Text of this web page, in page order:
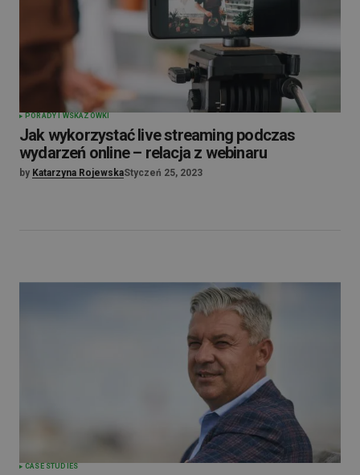
PORADY I WSKAZÓWKI
Jak wykorzystać live streaming podczas
wydarzeń online – relacja z webinaru
by Katarzyna RojewskaStyczeń 25, 2023
CASE STUDIES